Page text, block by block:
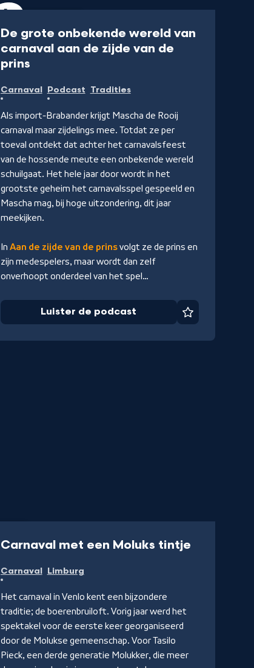
De grote onbekende wereld van
carnaval aan de zijde van de
prins-
de
podcast
Carnaval Podcast Tradities
Als import-Brabander krijgt Mascha de Rooij
carnaval maar zijdelings mee. Totdat ze per
toeval ontdekt dat achter het carnavalsfeest
van de hossende meute een onbekende wereld
schuilgaat. Het hele jaar door wordt in het
grootste geheim het carnavalsspel gespeeld en
Mascha mag, bij hoge uitzondering, dit jaar
meekijken.
In Aan de zijde van de prinsvolgt ze de prins en
zijn medespelers, maar wordt dan zelf
onverhoopt onderdeel van het spel…
Luister de podcast Favoriet
Carnaval met een Moluks tintje-
Carnaval Limburg
Het carnaval in Venlo kent een bijzondere
traditie; de boerenbruiloft. Vorig jaar werd het
spektakel voor de eerste keer georganiseerd
door de Molukse gemeenschap. Voor Tasilo
Pieck, een derde generatie Molukker, die meer